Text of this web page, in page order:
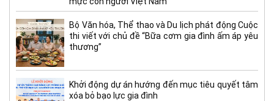
Bộ Văn hóa, Thể thao và Du lịch phát động Cuộc
thi viết với chủ đề “Bữa cơm gia đình ấm áp yêu
thương”
Khởi động dự án hướng đến mục tiêu quyết tâm
xóa bỏ bạo lực gia đình